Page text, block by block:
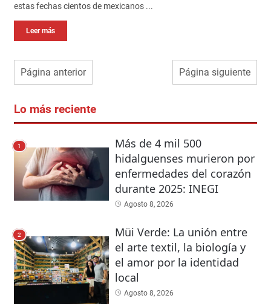
estas fechas cientos de mexicanos ...
Leer más
Página anterior Página siguiente
Lo más reciente
1
Más de 4 mil 500
hidalguenses murieron por
enfermedades del corazón
durante 2025: INEGI
Agosto 8, 2026
2
Müi Verde: La unión entre
el arte textil, la biología y
el amor por la identidad
local
Agosto 8, 2026